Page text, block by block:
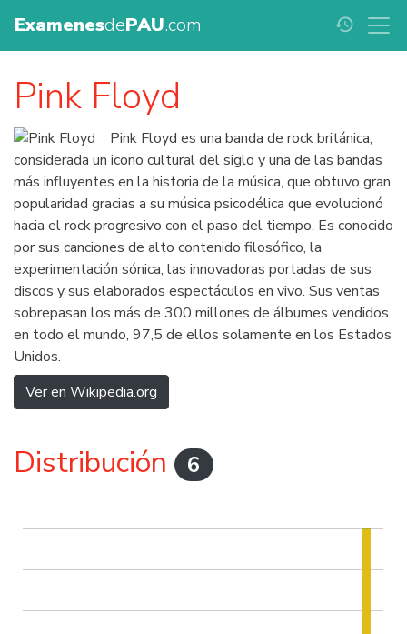
ExamenesdePAU.com history
Pink Floyd
Pink Floyd es una banda de rock británica,
considerada un icono cultural del siglo y una de las bandas
más influyentes en la historia de la música, que obtuvo gran
popularidad gracias a su música psicodélica que evolucionó
hacia el rock progresivo con el paso del tiempo. Es conocido
por sus canciones de alto contenido filosófico, la
experimentación sónica, las innovadoras portadas de sus
discos y sus elaborados espectáculos en vivo. Sus ventas
sobrepasan los más de 300 millones de álbumes vendidos
en todo el mundo, 97,5 de ellos solamente en los Estados
Unidos.
Ver en Wikipedia.org
Distribución 6